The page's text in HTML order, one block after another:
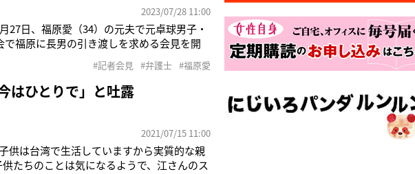
2023/07/28 11:00
27日、福原愛（34）の元夫で元卓球男子・
福原に長男の引き渡しを求める会見を開
、「日本の裁判所が審判を出してくださっ
#記者会見 #弁護士 #福原愛
はひとりで」と吐露
2021/07/15 11:00
供は台湾で生活していますから実質的な親
たちのことは気になるようで、江さんのス